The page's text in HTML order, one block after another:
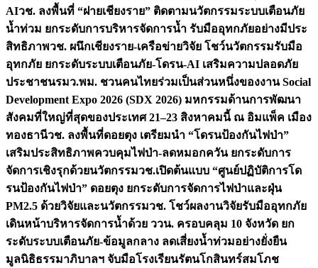
AIวช. ลงพื้นที่ “ฝายเชียงราย” ติดตามนวัตกรรมระบบเตือนภัย
น้ำท่วม ยกระดับการบริหารจัดการน้ำ รับมืออุทกภัยอย่างมีประ
สิทธิภาพวช. ผนึกเชียงราย-เครือข่ายวิจัย โชว์นวัตกรรมรับมือ
อุทกภัย ยกระดับระบบเตือนภัย-โดรน-AI เสริมความปลอดภัย
ประชาชนรมว.พม. ชวนคนไทยร่วมเป็นส่วนหนึ่งของงาน Social
Development Expo 2026 (SDX 2026) มหกรรมด้านการพัฒนา
สังคมที่ใหญ่ที่สุดของประเทศ 21–23 สิงหาคมนี้ ณ อิมแพ็ค เมือง
ทองธานีวช. ลงพื้นที่ดอยตุง เตรียมนำ “โดรนป้องกันไฟป่า”
เสริมประสิทธิภาพควบคุมไฟป่า-ลดหมอกควัน ยกระดับการ
จัดการเชิงรุกด้วยนวัตกรรมวช.เปิดต้นแบบ “ศูนย์ปฏิบัติการโด
รนป้องกันไฟป่า” ดอยตุง ยกระดับการจัดการไฟป่าและฝุ่น
PM2.5 ด้วยวิจัยและนวัตกรรมวช. โชว์ผลงานวิจัยรับมืออุทกภัย
เดินหน้าบริหารจัดการน้ำด้วย ววน. ครอบคลุม 10 จังหวัด ยก
ระดับระบบเตือนภัย-ข้อมูลกลาง ลดเสี่ยงน้ำท่วมอย่างยั่งยืน
มูลนิธิธรรมาภิบาลฯ จับมือโรงเรียนรัตนโกสินทร์สมโภช